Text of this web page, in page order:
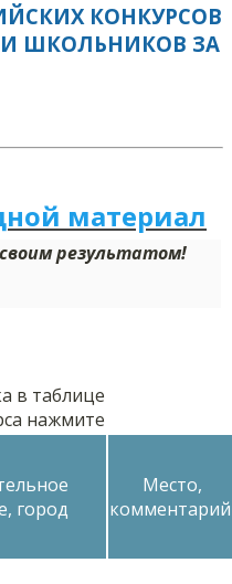
КОНКУРСОВ
ШКОЛЬНИКОВ ЗА
материал
результатом!
в таблице
нажмите
город
Место,
комментарий